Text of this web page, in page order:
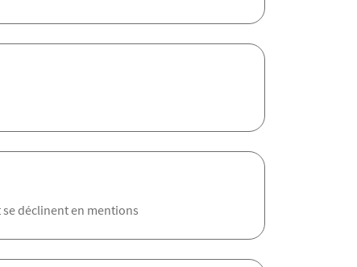
déclinent en mentions